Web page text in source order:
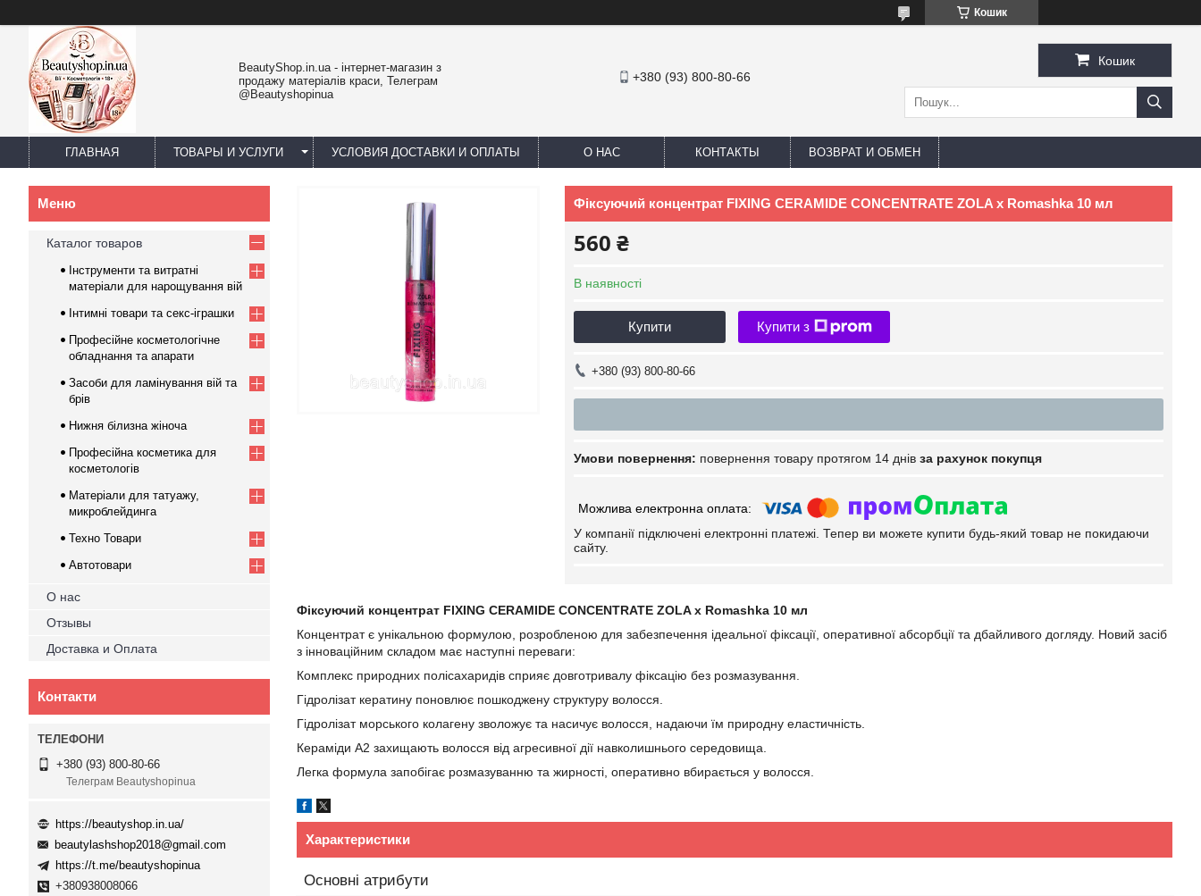
Кошик
BeautyShop.in.ua - інтернет-магазин з
продажу матеріалів краси, Телеграм
@Beautyshopinua
+380 (93) 800-80-66
Кошик
ГЛАВНАЯ ТОВАРЫ И УСЛУГИ УСЛОВИЯ ДОСТАВКИ И ОПЛАТЫ О НАС КОНТАКТЫ ВОЗВРАТ И ОБМЕН
Фіксуючий концентрат FIXING CERAMIDE CONCENTRATE ZOLA x Romashka 10 мл
560 ₴
В наявності
Купити Купити з
+380 (93) 800-80-66
повернення товару протягом 14 днів за рахунок покупця
У компанії підключені електронні платежі. Тепер ви можете купити будь-який товар не покидаючи
сайту.
Фіксуючий концентрат FIXING CERAMIDE CONCENTRATE ZOLA x Romashka 10 мл
Концентрат є унікальною формулою, розробленою для забезпечення ідеальної фіксації, оперативної абсорбції та дбайливого догляду. Новий засіб
з інноваційним складом має наступні переваги:
Комплекс природних полісахаридів сприяє довготривалу фіксацію без розмазування.
Гідролізат кератину поновлює пошкоджену структуру волосся.
Гідролізат морського колагену зволожує та насичує волосся, надаючи їм природну еластичність.
Кераміди А2 захищають волосся від агресивної дії навколишнього середовища.
Легка формула запобігає розмазуванню та жирності, оперативно вбирається у волосся.
Характеристики
Основні атрибути
Каталог товаров
Інструменти та витратні
матеріали для нарощування вій
Інтимні товари та секс-іграшки
Професійне косметологічне
обладнання та апарати
Засоби для ламінування вій та
брів
Нижня білизна жіноча
Професійна косметика для
косметологів
Матеріали для татуажу,
микроблейдинга
Техно Товари
Автотовари
О нас
Отзывы
Доставка и Оплата
Контакти
+380 (93) 800-80-66
Телеграм Beautyshopinua
https://beautyshop.in.ua/
beautylashshop2018@gmail.com
https://t.me/beautyshopinua
+380938008066